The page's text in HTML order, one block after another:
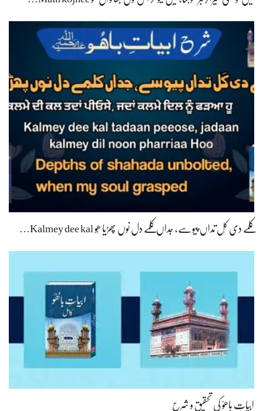
کلمے دی کَل تداں پیوسے، جداں کلمے دل نوں پھڑیا ھُو Kalmey dee kal…
ابیاتِ باھوؒ کی تحقیق و شرح